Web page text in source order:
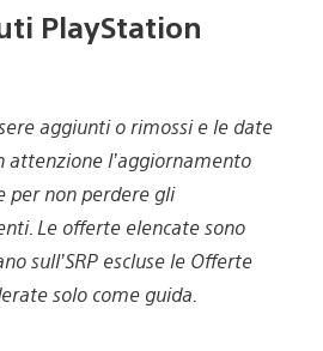
PlayStation
aggiunti o rimossi e le date
attenzione l’aggiornamento
per non perdere gli
Le offerte elencate sono
sull’SRP escluse le Offerte
solo come guida.